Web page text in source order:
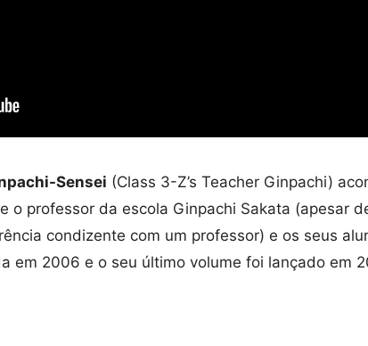
Sensei (Class 3-Z’s Teacher Ginpachi)
o professor da escola Ginpachi Sakata (apesar
condizente com um professor) e os seus
em 2006 e o seu último volume foi lançado em